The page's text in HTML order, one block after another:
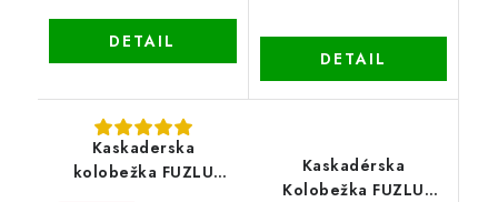
DETAIL
DETAIL
Kaskaderska
kolobežka FUZLU
Kaskadérska
Kolobežka FUZLU